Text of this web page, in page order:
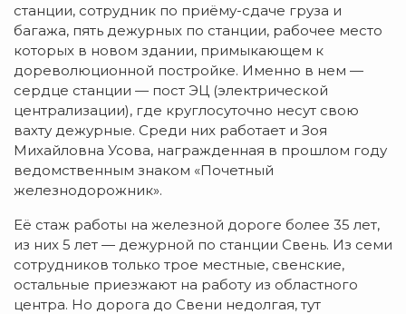
станции, сотрудник по приёму-сдаче груза и
багажа, пять дежурных по станции, рабочее место
которых в новом здании, примыкающем к
дореволюционной постройке. Именно в нем —
сердце станции — пост ЭЦ (электрической
централизации), где круглосуточно несут свою
вахту дежурные. Среди них работает и Зоя
Михайловна Усова, награжденная в прошлом году
ведомственным знаком «Почетный
железнодорожник».
Её стаж работы на железной дороге более 35 лет,
из них 5 лет — дежурной по станции Свень. Из семи
сотрудников только трое местные, свенские,
остальные приезжают на работу из областного
центра. Но дорога до Свени недолгая, тут